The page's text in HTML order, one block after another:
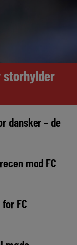
storhylder
dansker – de
mod FC
FC